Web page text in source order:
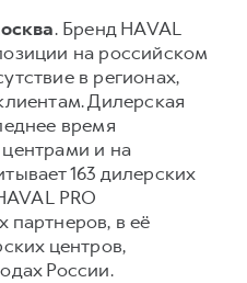
клиентам
клиентов
GWM
. Бренд HAVAL
на российском
в регионах,
Дилерская
время
и на
163 дилерских
PRO
партнеров, в её
центров,
России.